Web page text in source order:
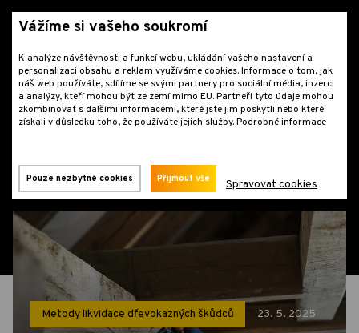
Xilix gel vs. Serpol – porovnání gelových emulzí pro sanaci
a chemickou ochranu dřeva
Metody likvidace dřevokazných škůdců 23. 5. 2025
Vážíme si vašeho soukromí
K analýze návštěvnosti a funkcí webu, ukládání vašeho nastavení a
personalizaci obsahu a reklam využíváme cookies. Informace o tom, jak
náš web používáte, sdílíme se svými partnery pro sociální média, inzerci
a analýzy, kteří mohou být ze zemí mimo EU. Partneři tyto údaje mohou
zkombinovat s dalšími informacemi, které jste jim poskytli nebo které
získali v důsledku toho, že používáte jejich služby.Podrobné informace
Pouze nezbytné cookies Přijmout vše Spravovat cookies